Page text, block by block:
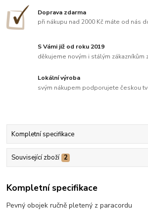
Doprava zdarma
při nákupu nad 2000 Kč máte od nás
S Vámi již od roku 2019
děkujeme novým i stálým zákazníkům
Lokální výroba
svým nákupem podporujete českou
Kompletní specifikace
Související zboží 2
Kompletní specifikace
Pevný obojek ručně pletený z paracordu